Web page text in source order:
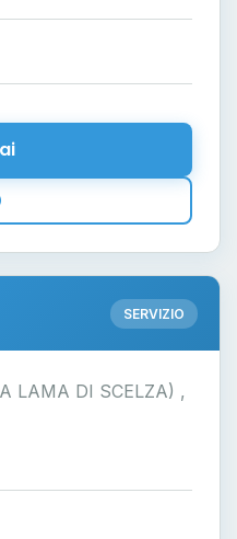
SERVIZIO
LAMA DI SCELZA) ,